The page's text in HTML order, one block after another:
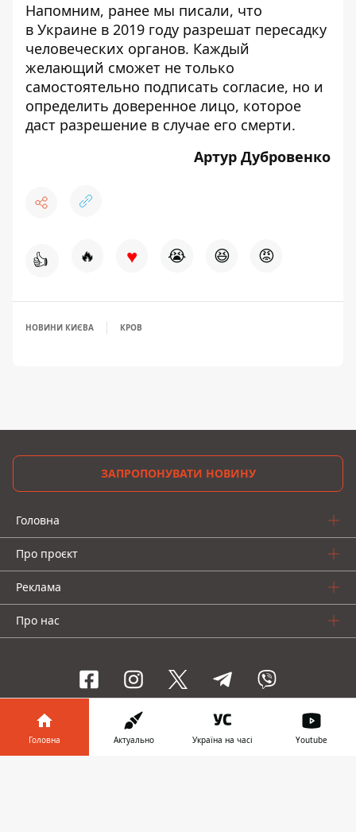
Напомним, ранее мы писали, что
в Украине в 2019 году разрешат пересадку
человеческих органов. Каждый
желающий сможет не только
самостоятельно подписать согласие, но и
определить доверенное лицо, которое
даст разрешение в случае его смерти.
Артур Дубровенко
👍 🔥 ♥ 😭 😆 😡
НОВИНИ КИЄВА КРОВ
ЗАПРОПОНУВАТИ НОВИНУ
Головна
Про проєкт
Реклама
Про нас
Інформатор проекти
Головна Актуально Україна на часі Youtube